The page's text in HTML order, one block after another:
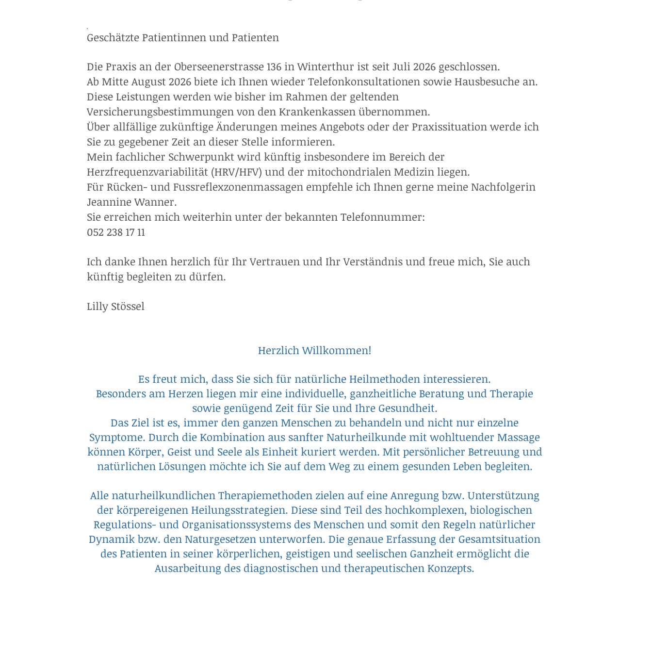
Geschätzte Patientinnen und Patienten
Die Praxis an der Oberseenerstrasse 136 in Winterthur ist seit Juli 2026 geschlossen.
Ab Mitte August 2026 biete ich Ihnen wieder Telefonkonsultationen sowie Hausbesuche an.
Diese Leistungen werden wie bisher im Rahmen der geltenden
Versicherungsbestimmungen von den Krankenkassen übernommen.
Über allfällige zukünftige Änderungen meines Angebots oder der Praxissituation werde ich
Sie zu gegebener Zeit an dieser Stelle informieren.
Mein fachlicher Schwerpunkt wird künftig insbesondere im Bereich der
Herzfrequenzvariabilität (HRV/HFV) und der mitochondrialen Medizin liegen.
Für Rücken- und Fussreflexzonenmassagen empfehle ich Ihnen gerne meine Nachfolgerin
Jeannine Wanner.
Sie erreichen mich weiterhin unter der bekannten Telefonnummer:
052 238 17 11
Ich danke Ihnen herzlich für Ihr Vertrauen und Ihr Verständnis und freue mich, Sie auch
künftig begleiten zu dürfen.
Lilly Stössel
Herzlich Willkommen!
Es freut mich, dass Sie sich für natürliche Heilmethoden interessieren.
Besonders am Herzen liegen mir eine individuelle, ganzheitliche Beratung und Therapie
sowie genügend Zeit für Sie und Ihre Gesundheit.
Das Ziel ist es, immer den ganzen Menschen zu behandeln und nicht nur einzelne
Symptome. Durch die Kombination aus sanfter Naturheilkunde mit wohltuender Massage
können Körper, Geist und Seele als Einheit kuriert werden. Mit persönlicher Betreuung und
natürlichen Lösungen möchte ich Sie auf dem Weg zu einem gesunden Leben begleiten.
Alle naturheilkundlichen Therapiemethoden zielen auf eine Anregung bzw. Unterstützung
der körpereigenen Heilungsstrategien. Diese sind Teil des hochkomplexen, biologischen
Regulations- und Organisationssystems des Menschen und somit den Regeln natürlicher
Dynamik bzw. den Naturgesetzen unterworfen. Die genaue Erfassung der Gesamtsituation
des Patienten in seiner körperlichen, geistigen und seelischen Ganzheit ermöglicht die
Ausarbeitung des diagnostischen und therapeutischen Konzepts.